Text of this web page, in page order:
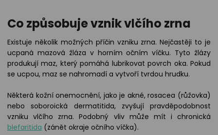
Co způsobuje vznik vlčího zrna
Existuje několik možných příčin vzniku zrna. Nejčastěji to je
ucpaná mazová žláza v horním očním víčku. Tyto žlázy
produkují maz, který pomáhá lubrikovat povrch oka. Pokud
se ucpou, maz se nahromadí a vytvoří tvrdou hrudku.
Některá kožní onemocnění, jako je akné, rosacea (růžovka)
nebo soboroická dermatitida, zvyšují pravděpodobnost
vzniku vlčího zrna. Podobný vliv může mít i chronická
blefaritida (zánět okraje očního víčka).